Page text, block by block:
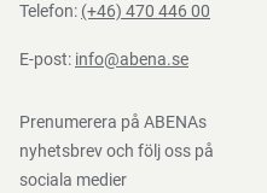
Telefon: (+46) 470 446 00
E-post: info@abena.se
Prenumerera på ABENAs
nyhetsbrev och följ oss på
sociala medier